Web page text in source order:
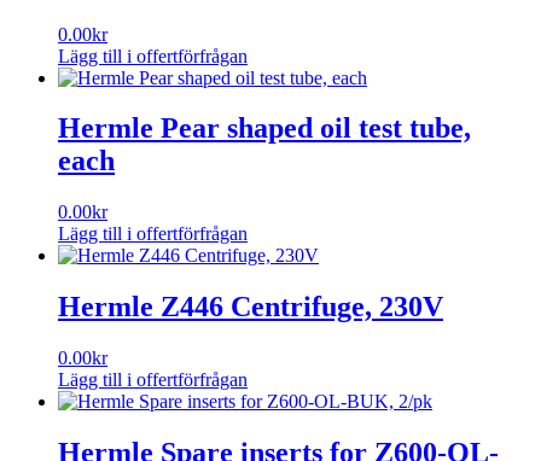
0.00kr
Lägg till i offertförfrågan
Hermle Pear shaped oil test tube,
each
0.00kr
Lägg till i offertförfrågan
Hermle Z446 Centrifuge, 230V
0.00kr
Lägg till i offertförfrågan
Hermle Spare inserts for Z600-OL-